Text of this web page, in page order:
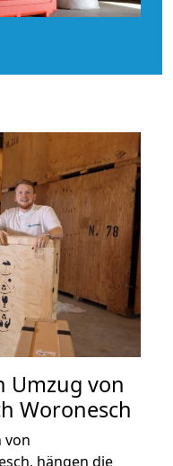
Umzug von
Woronesch
von
hängen die